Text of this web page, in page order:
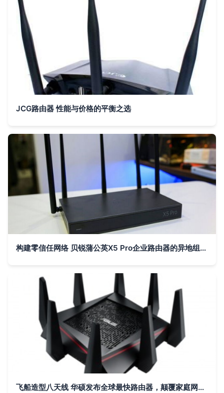
JCG路由器 性能与价格的平衡之选
构建零信任网络 贝锐蒲公英X5 Pro企业路由器的异地组网实践
飞船造型八天线 华硕发布全球最快路由器，颠覆家庭网络体验